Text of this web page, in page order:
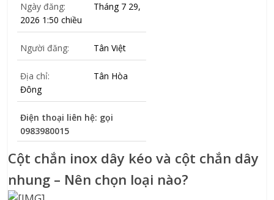
Ngày đăng:
Tháng 7 29,
2026 1:50 chiều
Người đăng: Tân Việt
Địa chỉ:
Tân Hòa
Đông
Điện thoại liên hệ: gọi
0983980015
Cột chắn inox dây kéo và cột chắn dây
nhung – Nên chọn loại nào?